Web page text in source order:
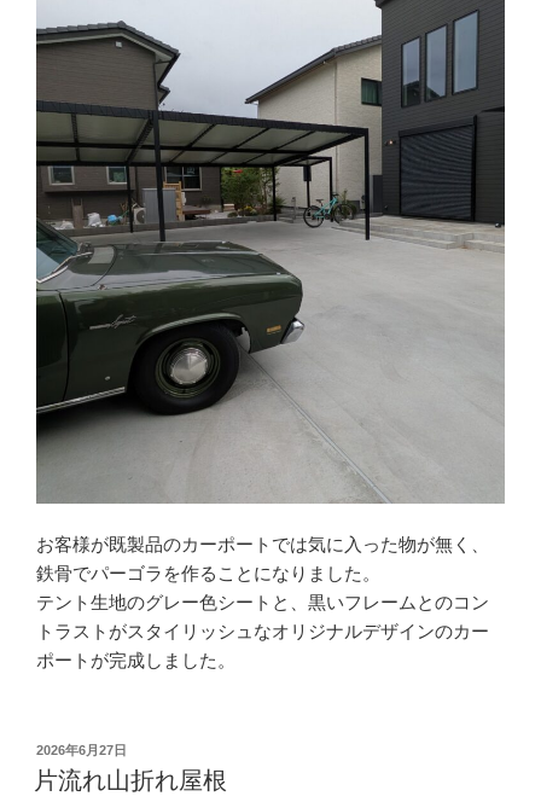
お客様が既製品のカーポートでは気に入った物が無く、
鉄骨でパーゴラを作ることになりました。
テント生地のグレー色シートと、黒いフレームとのコン
トラストがスタイリッシュなオリジナルデザインのカー
ポートが完成しました。
投
稿
日:
2026年6月27日
片流れ山折れ屋根